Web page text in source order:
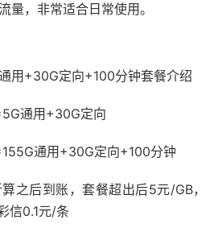
量，非常适合日常使用。
用+30G定向+100分钟套餐介绍
通用+30G定向
通用+30G定向+100分钟
之后到账，套餐超出后5元/GB，
信0.1元/条